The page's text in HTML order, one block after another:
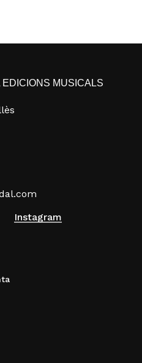
MUSICALS
Instagram